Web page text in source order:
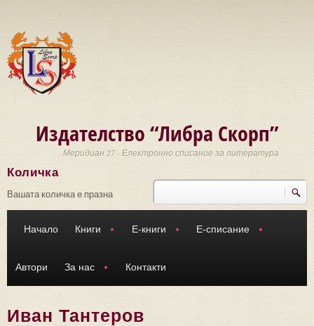
Издателство “Либра Скорп”
Меридиан 27 - Електронно списание за литература
Търси
Количка
Вашата количка е празна
Начало Книги Е-книги Е-списание
Автори За нас Контакти
Иван Тантеров